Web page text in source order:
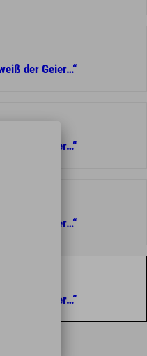
der Geier…“
der Geier…“
der Geier…“
der Geier…“